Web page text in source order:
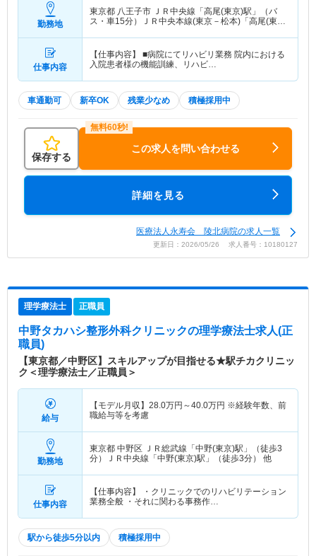
勤務地
東京都 八王子市 ＪＲ中央線「高尾(東京)駅」（バ
ス・車15分）ＪＲ中央本線(東京－松本)「高尾(東
仕事内容
【仕事内容】 ■病院にてリハビリ業務 院内における
入院患者様の機能訓練、リハビ…
車通勤可 新卒OK 残業少なめ 積極採用中
保存する
この求人を問い合わせる
詳細を見る
医療法人永寿会 陵北病院の求人一覧
更新日：2026/05/26 求人番号：10180127
理学療法士 正職員
中野タカハシ整形外科クリニックの理学療法士求人(正
職員)
【東京都／中野区】スキルアップが目指せる★駅チカクリニッ
ク＜理学療法士／正職員＞
給与
【モデル月収】 28.0万円～40.0万円 ※経験年数、前
職給与等を考慮
勤務地
東京都 中野区 ＪＲ総武線「中野(東京)駅」（徒歩3
分）ＪＲ中央線「中野(東京)駅」（徒歩3分） 他
仕事内容
【仕事内容】 ・クリニックでのリハビリテーション
業務全般 ・それに関わる事務作…
駅から徒歩5分以内 積極採用中